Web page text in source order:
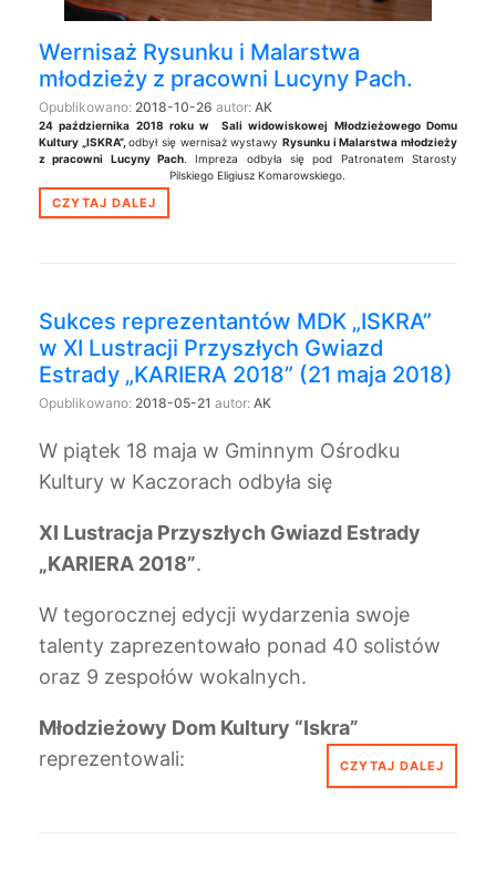
Wernisaż Rysunku i Malarstwa
młodzieży z pracowni Lucyny Pach.
Opublikowano: 2018-10-26 autor: AK
24 października 2018 roku w Sali widowiskowej Młodzieżowego Domu
Kultury „ISKRA”,odbył się wernisaż wystawyRysunku i Malarstwa młodzieży
z pracowni Lucyny Pach. Impreza odbyła się pod Patronatem Starosty
Pilskiego Eligiusz Komarowskiego.
CZYTAJ DALEJ
Sukces reprezentantów MDK „ISKRA”
w XI Lustracji Przyszłych Gwiazd
Estrady „KARIERA 2018” (21 maja 2018)
Opublikowano: 2018-05-21 autor: AK
W piątek 18 maja w Gminnym Ośrodku
Kultury w Kaczorach odbyła się
XI Lustracja Przyszłych Gwiazd Estrady
„KARIERA 2018”.
W tegorocznej edycji wydarzenia swoje
talenty zaprezentowało ponad 40 solistów
oraz 9 zespołów wokalnych.
Młodzieżowy Dom Kultury “Iskra”
reprezentowali:
CZYTAJ DALEJ